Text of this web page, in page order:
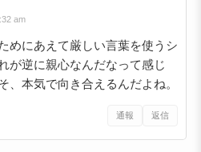
am
めにあえて厳しい言葉を使うシ
が逆に親心なんだなって感じ
、本気で向き合えるんだよね。
通報 返信